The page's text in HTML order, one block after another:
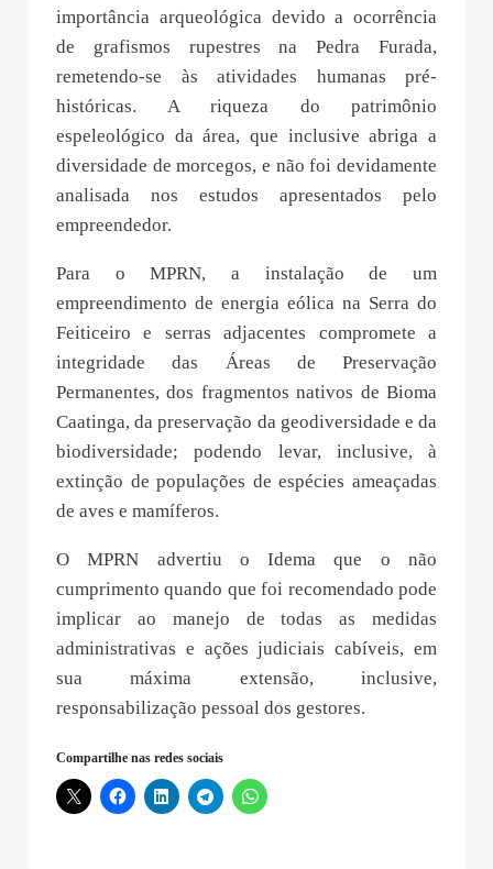
importância arqueológica devido a ocorrência
de grafismos rupestres na Pedra Furada,
remetendo-se às atividades humanas pré-
históricas. A riqueza do patrimônio
espeleológico da área, que inclusive abriga a
diversidade de morcegos, e não foi devidamente
analisada nos estudos apresentados pelo
empreendedor.
Para o MPRN, a instalação de um
empreendimento de energia eólica na Serra do
Feiticeiro e serras adjacentes compromete a
integridade das Áreas de Preservação
Permanentes, dos fragmentos nativos de Bioma
Caatinga, da preservação da geodiversidade e da
biodiversidade; podendo levar, inclusive, à
extinção de populações de espécies ameaçadas
de aves e mamíferos.
O MPRN advertiu o Idema que o não
cumprimento quando que foi recomendado pode
implicar ao manejo de todas as medidas
administrativas e ações judiciais cabíveis, em
sua máxima extensão, inclusive,
responsabilização pessoal dos gestores.
Compartilhe nas redes sociais